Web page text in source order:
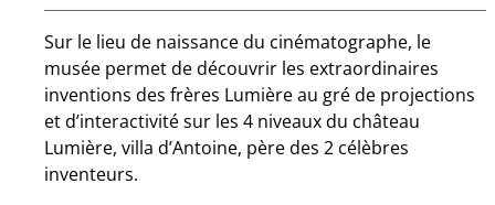
Sur le lieu de naissance du cinématographe, le
musée permet de découvrir les extraordinaires
inventions des frères Lumière au gré de projections
et d’interactivité sur les 4 niveaux du château
Lumière, villa d’Antoine, père des 2 célèbres
inventeurs.